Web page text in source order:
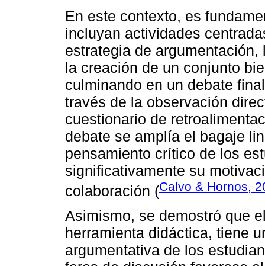
En este contexto, es
incluyan actividades
estrategia de
la creación de un conjunto
culminando en un debate
través de la observación
cuestionario de
debate se amplía el bagaje
pensamiento crítico de los
significativamente su
colaboración (Calvo & Hornos,
Asimismo, se demostró que
herramienta didáctica, tiene
argumentativa de los